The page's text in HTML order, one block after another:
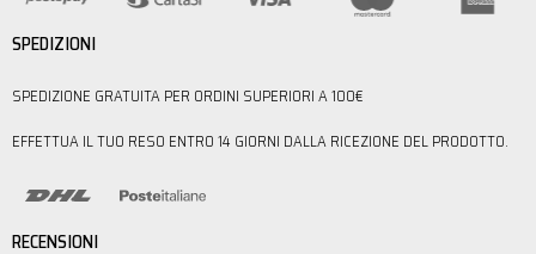
SPEDIZIONI
SPEDIZIONE GRATUITA PER ORDINI SUPERIORI A 100€
EFFETTUA IL TUO RESO ENTRO 14 GIORNI DALLA RICEZIONE DEL PRODOTTO.
RECENSIONI